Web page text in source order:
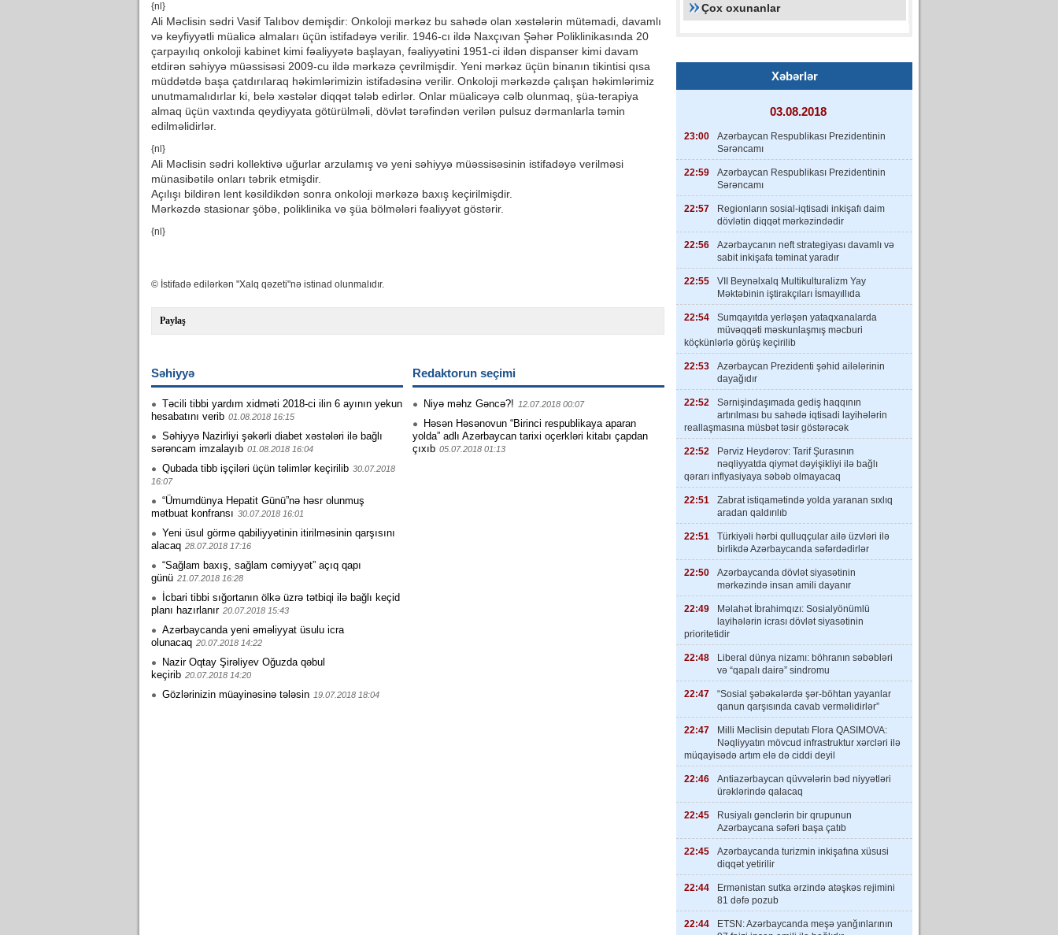
{nl}
Ali Məclisin sədri Vasif Talıbov demişdir: Onkoloji mərkəz bu sahədə olan xəstələrin mütəmadi, davamlı
və keyfiyyətli müalicə almaları üçün istifadəyə verilir. 1946-cı ildə Naxçıvan Şəhər Poliklinikasında 20
çarpayılıq onkoloji kabinet kimi fəaliyyətə başlayan, fəaliyyətini 1951-ci ildən dispanser kimi davam
etdirən səhiyyə müəssisəsi 2009-cu ildə mərkəzə çevrilmişdir. Yeni mərkəz üçün binanın tikintisi qısa
müddətdə başa çatdırılaraq həkimlərimizin istifadəsinə verilir. Onkoloji mərkəzdə çalışan həkimlərimiz
unutmamalıdırlar ki, belə xəstələr diqqət tələb edirlər. Onlar müalicəyə cəlb olunmaq, şüa-terapiya
almaq üçün vaxtında qeydiyyata götürülməli, dövlət tərəfindən verilən pulsuz dərmanlarla təmin
edilməlidirlər.
{nl}
Ali Məclisin sədri kollektivə uğurlar arzulamış və yeni səhiyyə müəssisəsinin istifadəyə verilməsi
münasibətilə onları təbrik etmişdir.
Açılışı bildirən lent kəsildikdən sonra onkoloji mərkəzə baxış keçirilmişdir.
Mərkəzdə stasionar şöbə, poliklinika və şüa bölmələri fəaliyyət göstərir.
{nl}
© İstifadə edilərkən "Xalq qəzeti"nə istinad olunmalıdır.
Paylaş
Səhiyyə
Təcili tibbi yardım xidməti 2018-ci ilin 6 ayının yekun
hesabatını verib 01.08.2018 16:15
Səhiyyə Nazirliyi şəkərli diabet xəstələri ilə bağlı
sərəncam imzalayıb 01.08.2018 16:04
Qubada tibb işçiləri üçün təlimlər keçirilib 30.07.2018
16:07
“Ümumdünya Hepatit Günü”nə həsr olunmuş
mətbuat konfransı 30.07.2018 16:01
Yeni üsul görmə qabiliyyətinin itirilməsinin qarşısını
alacaq 28.07.2018 17:16
“Sağlam baxış, sağlam cəmiyyət” açıq qapı
günü 21.07.2018 16:28
İcbari tibbi sığortanın ölkə üzrə tətbiqi ilə bağlı keçid
planı hazırlanır 20.07.2018 15:43
Azərbaycanda yeni əməliyyat üsulu icra
olunacaq 20.07.2018 14:22
Nazir Oqtay Şirəliyev Oğuzda qəbul
keçirib 20.07.2018 14:20
Gözlərinizin müayinəsinə tələsin 19.07.2018 18:04
Redaktorun seçimi
Niyə məhz Gəncə?! 12.07.2018 00:07
Həsən Həsənovun “Birinci respublikaya aparan
yolda” adlı Azərbaycan tarixi oçerkləri kitabı çapdan
çıxıb 05.07.2018 01:13
Çox oxunanlar
Xəbərlər
03.08.2018
23:00
Azərbaycan Respublikası Prezidentinin
Sərəncamı
22:59
Azərbaycan Respublikası Prezidentinin
Sərəncamı
22:57
Regionların sosial-iqtisadi inkişafı daim
dövlətin diqqət mərkəzindədir
22:56
Azərbaycanın neft strategiyası davamlı və
sabit inkişafa təminat yaradır
22:55
VII Beynəlxalq Multikulturalizm Yay
Məktəbinin iştirakçıları İsmayıllıda
22:54
Sumqayıtda yerləşən yataqxanalarda
müvəqqəti məskunlaşmış məcburi
köçkünlərlə görüş keçirilib
22:53
Azərbaycan Prezidenti şəhid ailələrinin
dayağıdır
22:52
Sərnişindaşımada gediş haqqının
artırılması bu sahədə iqtisadi layihələrin
reallaşmasına müsbət təsir göstərəcək
22:52
Pərviz Heydərov: Tarif Şurasının
nəqliyyatda qiymət dəyişikliyi ilə bağlı
qərarı inflyasiyaya səbəb olmayacaq
22:51
Zabrat istiqamətində yolda yaranan sıxlıq
aradan qaldırılıb
22:51
Türkiyəli hərbi qulluqçular ailə üzvləri ilə
birlikdə Azərbaycanda səfərdədirlər
22:50
Azərbaycanda dövlət siyasətinin
mərkəzində insan amili dayanır
22:49
Məlahət İbrahimqızı: Sosialyönümlü
layihələrin icrası dövlət siyasətinin
prioritetidir
22:48
Liberal dünya nizamı: böhranın səbəbləri
və “qapalı dairə” sindromu
22:47
“Sosial şəbəkələrdə şər-böhtan yayanlar
qanun qarşısında cavab verməlidirlər”
22:47
Milli Məclisin deputatı Flora QASIMOVA:
Nəqliyyatın mövcud infrastruktur xərcləri ilə
müqayisədə artım elə də ciddi deyil
22:46
Antiazərbaycan qüvvələrin bəd niyyətləri
ürəklərində qalacaq
22:45
Rusiyalı gənclərin bir qrupunun
Azərbaycana səfəri başa çatıb
22:45
Azərbaycanda turizmin inkişafına xüsusi
diqqət yetirilir
22:44
Ermənistan sutka ərzində atəşkəs rejimini
81 dəfə pozub
22:44
ETSN: Azərbaycanda meşə yanğınlarının